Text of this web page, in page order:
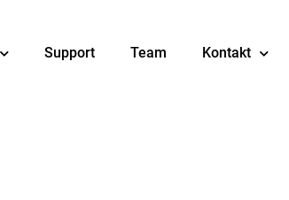
Support Team Kontakt